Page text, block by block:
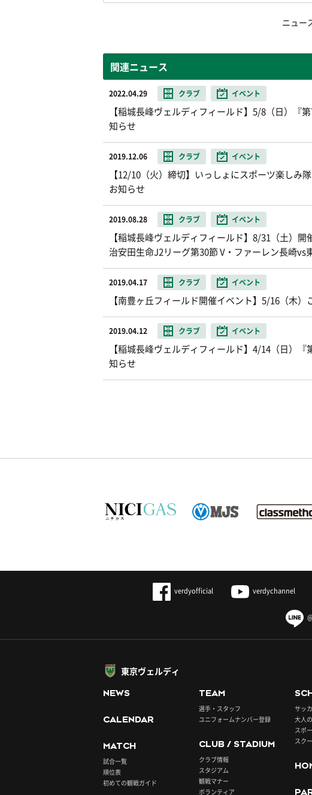
ニュー
関連ニュース
2022.04.29 クラブ イベント
【稲城長峰ヴェルディフィールド】5/8（日）『
知らせ
2019.12.06 クラブ イベント
【12/10（火）締切】いっしょにスポーツ楽し
お知らせ
2019.08.28 クラブ イベント
【稲城長峰ヴェルディフィールド】8/31（土）
治安田生命J2リーグ第30節 V・ファーレン長崎vs
2019.04.17 クラブ イベント
【南豊ヶ丘フィールド開催イベント】5/16（木
2019.04.12 クラブ イベント
【稲城長峰ヴェルディフィールド】4/14（日）
知らせ
verdyofficial verdychannel
東京ヴェルディ
NEWS
CALENDAR
MATCH
試合一覧
順位表
初めての観戦ガイド
TEAM
選手・スタッフ
ユニフォームナンバー登録
CLUB / STADIUM
クラブ情報
スタジアム
観戦マナー
ボランティア
サッ
大人
スポ
スク